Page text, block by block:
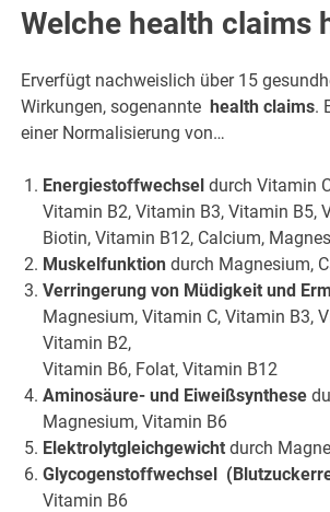
Welche health
Erverfügt nachweislich über 15
Wirkungen, sogenanntehealth claims.
einer Normalisierung von…
Energiestoffwechseldurch Vitamin
Vitamin B2, Vitamin B3, Vitamin B5,
Biotin, Vitamin B12, Calcium,
Muskelfunktiondurch Magnesium,
Verringerung von Müdigkeit und
Magnesium, Vitamin C, Vitamin B3,
Vitamin B2,
Vitamin B6, Folat, Vitamin B12
Aminosäure- und Eiweißsynthese
Magnesium, Vitamin B6
Elektrolytgleichgewichtdurch
Glycogenstoffwechsel
Vitamin B6